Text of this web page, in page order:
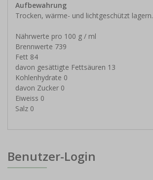
Aufbewahrung
Trocken, wärme- und lichtgeschützt lagern.
Nährwerte pro 100 g / ml
Brennwerte 739
Fett 84
davon gesättigte Fettsäuren 13
Kohlenhydrate 0
davon Zucker 0
Eiweiss 0
Salz 0
Benutzer-Login